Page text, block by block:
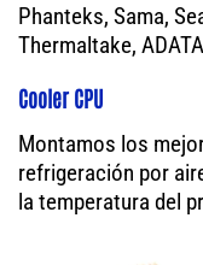
Phanteks, Sama,
Thermaltake,
Cooler CPU
Montamos los
refrigeración por
la temperatura del